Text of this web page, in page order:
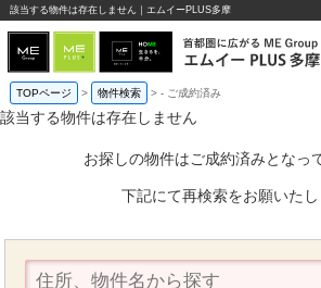
該当する物件は存在しません｜エムイーPLUS多摩
TOPページ > 物件検索 >- ご成約済み
該当する物件は存在しません
お探しの物件はご成約済みとなっ
下記にて再検索をお願いたし